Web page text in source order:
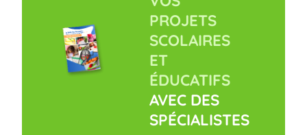
PROJETS
SCOLAIRES
ET
ÉDUCATIFS
AVEC DES
SPÉCIALISTES